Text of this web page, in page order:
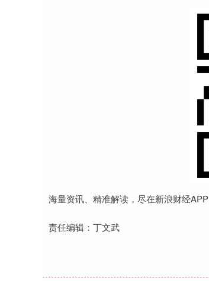
海量资讯、精准解读，尽在新浪财经APP
责任编辑：丁文武